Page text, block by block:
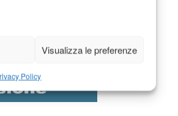
Visualizza le preferenze
Policy